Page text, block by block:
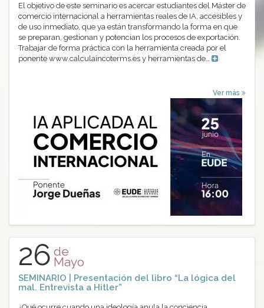
El objetivo de este seminario es acercar estudiantes del Máster de
comercio internacional a herramientas reales de IA, accesibles y
de uso inmediato, que ya están transformando la forma en que
se preparan, gestionan y potencian los procesos de exportación.
Trabajar de forma práctica con la herramienta creada por el
ponente www.calculaincoterms.es y herramientas de…
Ver más
26 de
Mayo
SEMINARIO | Presentación del libro “La lógica del
mal. Entrevista a Hitler”